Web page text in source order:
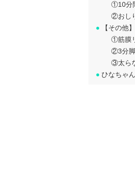
①10分
②おし
● 【その他
①筋膜
②3分脚
③太ら
● ひなちゃ